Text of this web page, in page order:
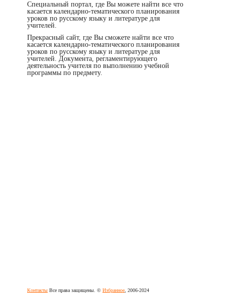
Специальный портал, где Вы можете найти все что
касается календарно-тематического планирования
уроков по русскому языку и литературе для
учителей.
Прекрасный сайт, где Вы сможете найти все что
касается календарно-тематического планирования
уроков по русскому языку и литературе для
учителей. Документа, регламентирующего
деятельность учителя по выполнению учебной
программы по предмету.
Контакты Все права защищены. © Избранное , 2006-2024